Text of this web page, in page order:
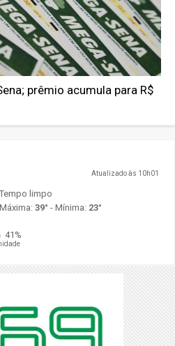
prêmio acumula para R$
Atualizado às 10h01
Tempo limpo
Máxima: 39° - Mínima: 23°
41%